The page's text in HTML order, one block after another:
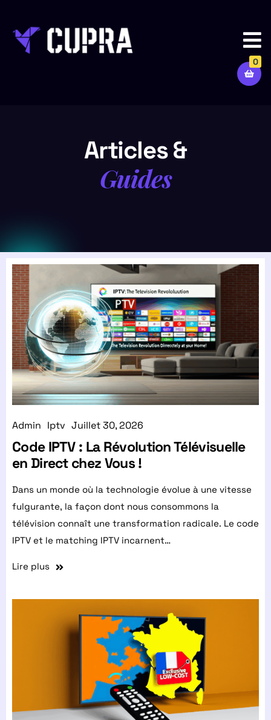
0
Articles &
Guides
Admin Iptv Juillet 30, 2026
Code IPTV : La Révolution Télévisuelle
en Direct chez Vous !
Dans un monde où la technologie évolue à une vitesse
fulgurante, la façon dont nous consommons la
télévision connaît une transformation radicale. Le code
IPTV et le matching IPTV incarnent…
Lire plus